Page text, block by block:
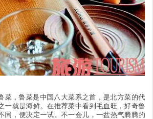
菜，鲁菜是中国八大菜系之首，是北方菜的代
一就是海鲜。在推荐菜中看到毛血旺，好奇鲁
同，便决定一试。不一会儿，一盆热气腾腾的